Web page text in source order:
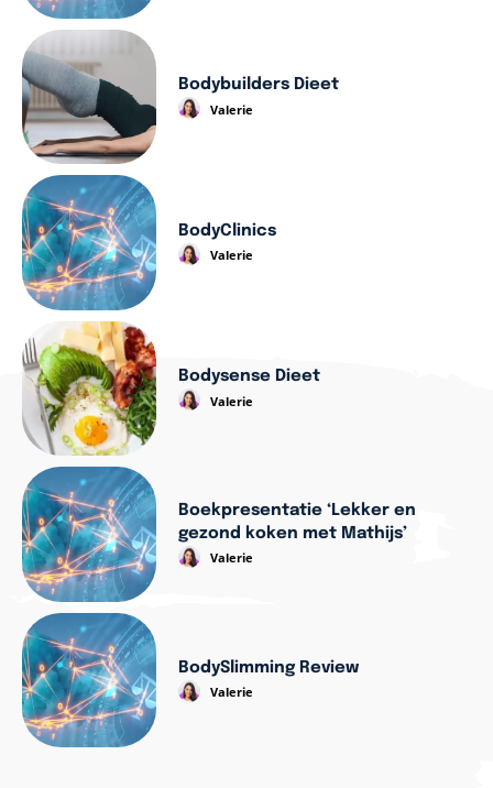
Bodybuilders Dieet
Valerie
BodyClinics
Valerie
Bodysense Dieet
Valerie
Boekpresentatie ‘Lekker en
gezond koken met Mathijs’
Valerie
BodySlimming Review
Valerie